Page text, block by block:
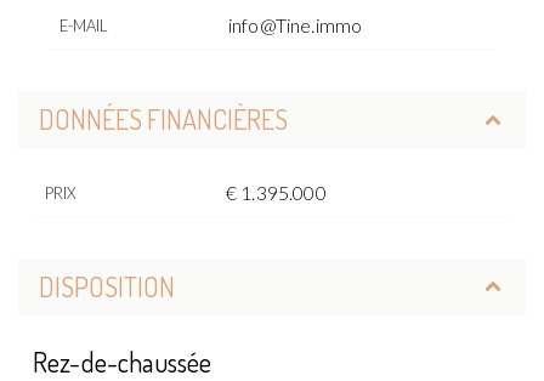
E-MAIL info@Tine.immo
DONNÉES FINANCIÈRES
PRIX € 1.395.000
DISPOSITION
Rez-de-chaussée